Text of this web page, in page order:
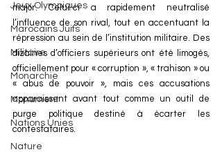
Jeux Olympiques
Marocains Juifs
Militaire
Monarchie
Monument
Nations Unies
Nature
major. Celui-ci a rapidement neutralisé
l’influence de son rival, tout en accentuant la
répression au sein de l’institution militaire. Des
dizaines d’officiers supérieurs ont été limogés,
officiellement pour « corruption », « trahison » ou
« abus de pouvoir », mais ces accusations
apparaissent avant tout comme un outil de
purge politique destiné à écarter les
contestataires.